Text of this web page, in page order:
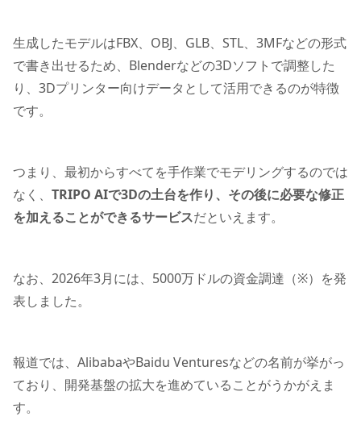
生成したモデルはFBX、OBJ、GLB、STL、3MFなどの形式
で書き出せるため、Blenderなどの3Dソフトで調整した
り、3Dプリンター向けデータとして活用できるのが特徴
です。
つまり、最初からすべてを手作業でモデリングするのでは
なく、 TRIPO AIで3Dの土台を作り、その後に必要な修正
を加えることができるサービスだといえます。
なお、2026年3月には、5000万ドルの資金調達（※）を発
表しました。
報道では、AlibabaやBaidu Venturesなどの名前が挙がっ
ており、開発基盤の拡大を進めていることがうかがえま
す。